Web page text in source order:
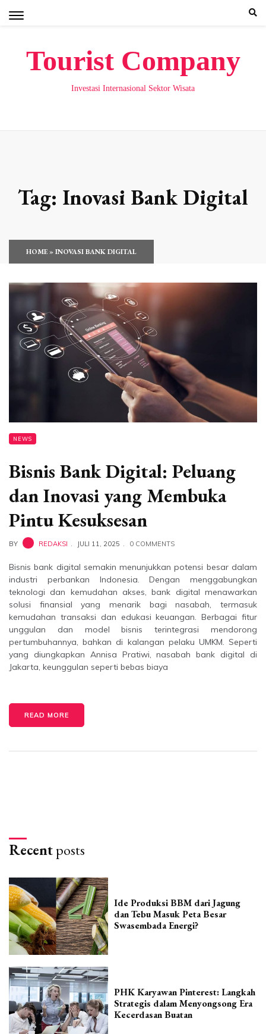
Tourist Company
Investasi Internasional Sektor Wisata
Tag: Inovasi Bank Digital
HOME»INOVASI BANK DIGITAL
NEWS
Bisnis Bank Digital: Peluang
dan Inovasi yang Membuka
Pintu Kesuksesan
BY REDAKSI JULI 11, 2025 0 COMMENTS
Bisnis bank digital semakin menunjukkan potensi besar dalam
industri perbankan Indonesia. Dengan menggabungkan
teknologi dan kemudahan akses, bank digital menawarkan
solusi finansial yang menarik bagi nasabah, termasuk
kemudahan transaksi dan edukasi keuangan. Berbagai fitur
unggulan dan model bisnis terintegrasi mendorong
pertumbuhannya, bahkan di kalangan pelaku UMKM. Seperti
yang diungkapkan Annisa Pratiwi, nasabah bank digital di
Jakarta, keunggulan seperti bebas biaya
READ MORE
Recentposts
Ide Produksi BBM dari Jagung
dan Tebu Masuk Peta Besar
Swasembada Energi?
PHK Karyawan Pinterest: Langkah
Strategis dalam Menyongsong Era
Kecerdasan Buatan